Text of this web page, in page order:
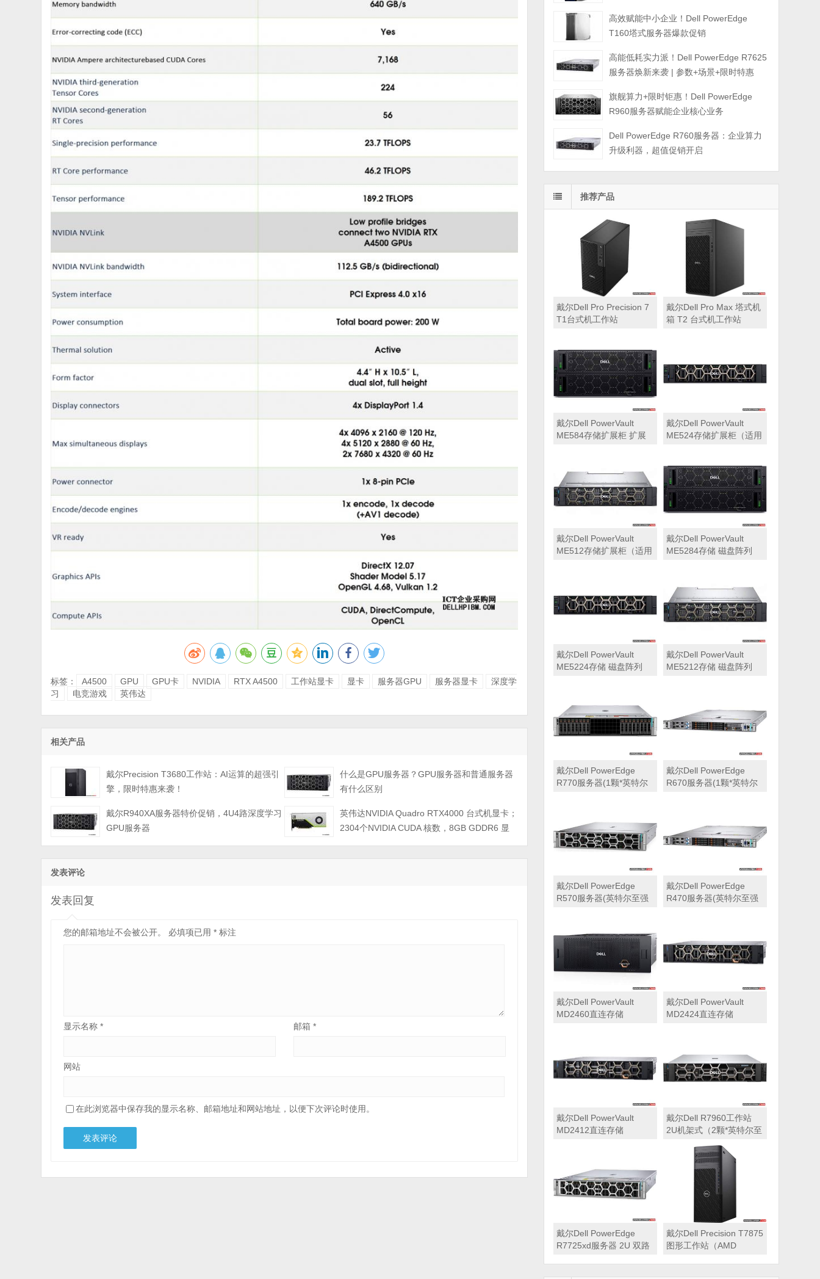
标签： A4500 GPU GPU卡 NVIDIA RTX A4500 工作站显卡 显卡 服务器GPU 服务器显卡
深度学
习
电竞游戏 英伟达
相关产品
戴尔Precision T3680工作站：AI运算的超强引
擎，限时特惠来袭！
什么是GPU服务器？GPU服务器和普通服务器
有什么区别
戴尔R940XA服务器特价促销，4U4路深度学习
GPU服务器
英伟达NVIDIA Quadro RTX4000 台式机显卡；
2304个NVIDIA CUDA 核数，8GB GDDR6 显
发表评论
发表回复
您的邮箱地址不会被公开。 必填项已用* 标注
显示名称* 邮箱 *
网站
在此浏览器中保存我的显示名称、邮箱地址和网站地址，以便下次评论时使用。
高效赋能中小企业！Dell PowerEdge
T160塔式服务器爆款促销
高能低耗实力派！Dell PowerEdge R7625
服务器焕新来袭 | 参数+场景+限时特惠
旗舰算力+限时钜惠！Dell PowerEdge
R960服务器赋能企业核心业务
Dell PowerEdge R760服务器：企业算力
升级利器，超值促销开启
推荐产品
戴尔Dell Pro Precision 7
T1台式机工作站
戴尔Dell Pro Max 塔式机
箱 T2 台式机工作站
戴尔Dell PowerVault
ME584存储扩展柜 扩展
ME5224，ME5284等主
存储扩展）
戴尔Dell PowerVault
ME524存储扩展柜（适用
戴尔Dell PowerVault
ME512存储扩展柜（适用
戴尔Dell PowerVault
ME5284存储 磁盘阵列
戴尔Dell PowerVault
ME5224存储 磁盘阵列
戴尔Dell PowerVault
ME5212存储 磁盘阵列
戴尔Dell PowerEdge
R770服务器(1颗*英特尔
PERC H965i阵列卡丨
800W双电源丨三年保修)
戴尔Dell PowerEdge
R670服务器(1颗*英特尔
PERC H965i阵列卡丨
800W双电源丨三年保修)
戴尔Dell PowerEdge
R570服务器(英特尔至强
SSD固态硬盘丨PERC
H965i阵列卡丨800W双电
源丨三年保修)
戴尔Dell PowerEdge
R470服务器(英特尔至强
H965i阵列卡丨800W双电
源丨三年保修)
戴尔Dell PowerVault
MD2460直连存储
戴尔Dell PowerVault
MD2424直连存储
戴尔Dell PowerVault
MD2412直连存储
戴尔Dell R7960工作站
2U机架式（2颗*英特尔至
十四核心丨256GB 内存
丨1T固态硬盘+2块*8TB
硬盘丨2*RTX A6000
48GB显卡丨2400W双电
源丨三年质保）
戴尔Dell PowerEdge
R7725xd服务器 2U 双路
戴尔Dell Precision T7875
图形工作站（AMD